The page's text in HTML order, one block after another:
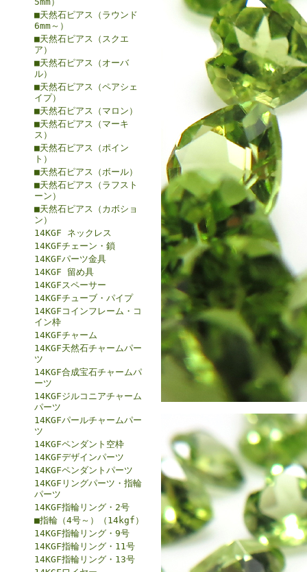
■天然石ピアス（ラウンド
6mm～）
■天然石ピアス（スクエ
ア）
■天然石ピアス（オーバ
ル）
■天然石ピアス（ペアシェ
イプ）
■天然石ピアス（マロン）
■天然石ピアス（マーキ
ス）
■天然石ピアス（ポイン
ト）
■天然石ピアス（ボール）
■天然石ピアス（ラフスト
ーン）
■天然石ピアス（カボショ
ン）
14KGF ネックレス
14KGFチェーン・鎖
14KGFパーツ金具
14KGF 留め具
14KGFスペーサー
14KGFチューブ・パイプ
14KGFコインフレーム・コ
イン枠
14KGFチャーム
14KGF天然石チャームパー
ツ
14KGF合成宝石チャームパ
ーツ
14KGFジルコニアチャーム
パーツ
14KGFパールチャームパー
ツ
14KGFペンダント空枠
14KGFデザインパーツ
14KGFペンダントパーツ
14KGFリングパーツ・指輪
パーツ
14KGF指輪リング・2号
■指輪（4号～）（14kgf）
14KGF指輪リング・9号
14KGF指輪リング・11号
14KGF指輪リング・13号